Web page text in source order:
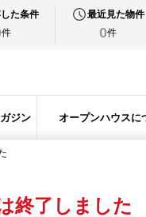
た条件
件
最近見た物件
0件
ジン オープンハウスに
終了しました